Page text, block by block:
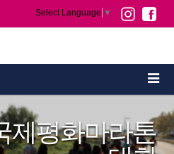
Select Language ▼
제평화마라톤